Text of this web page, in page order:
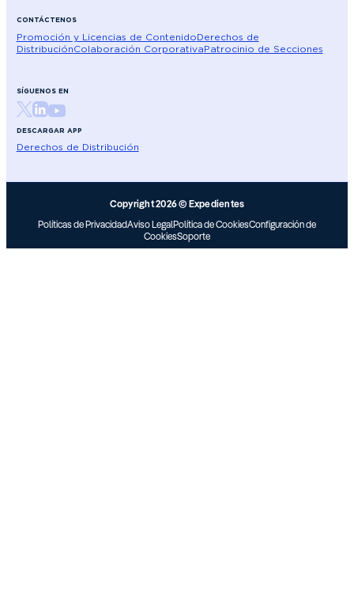
CONTÁCTENOS
Promoción y Licencias de ContenidoDerechos de
DistribuciónColaboración CorporativaPatrocinio de Secciones
SÍGUENOS EN
DESCARGAR APP
Derechos de Distribución
Copyright 2026 © Expedientes
Políticas de PrivacidadAviso LegalPolítica de CookiesConfiguración de
CookiesSoporte